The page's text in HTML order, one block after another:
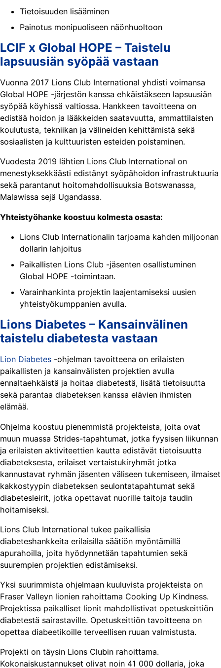
Tietoisuuden lisääminen
Painotus monipuoliseen näönhuoltoon
LCIF x Global HOPE – Taistelu
lapsuusiän syöpää vastaan
Vuonna 2017 Lions Club International yhdisti voimansa
Global HOPE -järjestön kanssa ehkäistäkseen lapsuusiän
syöpää köyhissä valtiossa. Hankkeen tavoitteena on
edistää hoidon ja lääkkeiden saatavuutta, ammattilaisten
koulutusta, tekniikan ja välineiden kehittämistä sekä
sosiaalisten ja kulttuuristen esteiden poistaminen.
Vuodesta 2019 lähtien Lions Club International on
menestyksekkäästi edistänyt syöpähoidon infrastruktuuria
sekä parantanut hoitomahdollisuuksia Botswanassa,
Malawissa sejä Ugandassa.
Yhteistyöhanke koostuu kolmesta osasta:
Lions Club Internationalin tarjoama kahden miljoonan
dollarin lahjoitus
Paikallisten Lions Club -jäsenten osallistuminen
Global HOPE -toimintaan.
Varainhankinta projektin laajentamiseksi uusien
yhteistyökumppanien avulla.
Lions Diabetes – Kansainvälinen
taistelu diabetesta vastaan
Lion Diabetes -ohjelman tavoitteena on erilaisten
paikallisten ja kansainvälisten projektien avulla
ennaltaehkäistä ja hoitaa diabetestä, lisätä tietoisuutta
sekä parantaa diabeteksen kanssa elävien ihmisten
elämää.
Ohjelma koostuu pienemmistä projekteista, joita ovat
muun muassa Strides-tapahtumat, jotka fyysisen liikunnan
ja erilaisten aktiviteettien kautta edistävät tietoisuutta
diabeteksesta, erilaiset vertaistukiryhmät jotka
kannustavat ryhmän jäsenten väliseen tukemiseen, ilmaiset
kakkostyypin diabeteksen seulontatapahtumat sekä
diabetesleirit, jotka opettavat nuorille taitoja taudin
hoitamiseksi.
Lions Club International tukee paikallisia
diabeteshankkeita erilaisilla säätiön myöntämillä
apurahoilla, joita hyödynnetään tapahtumien sekä
suurempien projektien edistämiseksi.
Yksi suurimmista ohjelmaan kuuluvista projekteista on
Fraser Valleyn lionien rahoittama Cooking Up Kindness.
Projektissa paikalliset lionit mahdollistivat opetuskeittiön
diabetestä sairastaville. Opetuskeittiön tavoitteena on
opettaa diabeetikoille terveellisen ruuan valmistusta.
Projekti on täysin Lions Clubin rahoittama.
Kokonaiskustannukset olivat noin 41 000 dollaria, joka